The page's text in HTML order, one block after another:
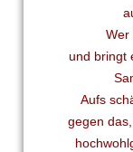
Wer
und bringt
Aufs
gegen